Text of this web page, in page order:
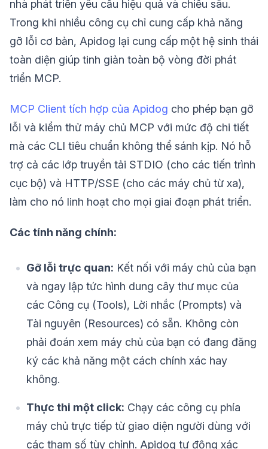
nhà phát triển yêu cầu hiệu quả và chiều sâu.
Trong khi nhiều công cụ chỉ cung cấp khả năng
gỡ lỗi cơ bản, Apidog lại cung cấp một hệ sinh thái
toàn diện giúp tinh giản toàn bộ vòng đời phát
triển MCP.
MCP Client tích hợp của Apidog cho phép bạn gỡ
lỗi và kiểm thử máy chủ MCP với mức độ chi tiết
mà các CLI tiêu chuẩn không thể sánh kịp. Nó hỗ
trợ cả các lớp truyền tải STDIO (cho các tiến trình
cục bộ) và HTTP/SSE (cho các máy chủ từ xa),
làm cho nó linh hoạt cho mọi giai đoạn phát triển.
Các tính năng chính:
Gỡ lỗi trực quan: Kết nối với máy chủ của bạn
và ngay lập tức hình dung cây thư mục của
các Công cụ (Tools), Lời nhắc (Prompts) và
Tài nguyên (Resources) có sẵn. Không còn
phải đoán xem máy chủ của bạn có đang đăng
ký các khả năng một cách chính xác hay
không.
Thực thi một click: Chạy các công cụ phía
máy chủ trực tiếp từ giao diện người dùng với
các tham số tùy chỉnh. Apidog tự động xác